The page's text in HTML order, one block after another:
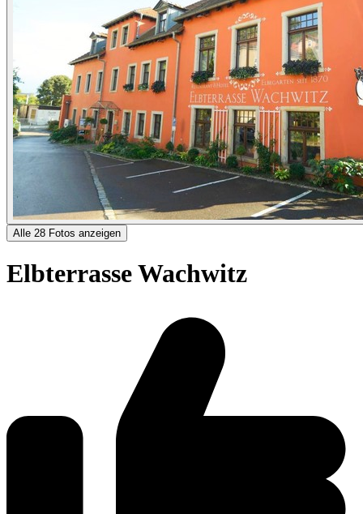
Alle 28 Fotos anzeigen
Elbterrasse Wachwitz